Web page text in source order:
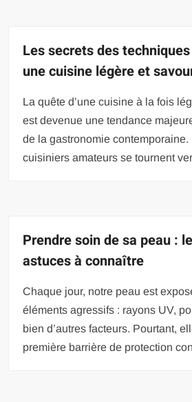
Les secrets des
une cuisine légère et
La quête d’une cuisine à la fois
est devenue une tendance
de la gastronomie contemporaine.
cuisiniers amateurs se tournent
Prendre soin de sa peau :
astuces à connaître
Chaque jour, notre peau est
éléments agressifs : rayons UV,
bien d’autres facteurs. Pourtant,
première barrière de protection